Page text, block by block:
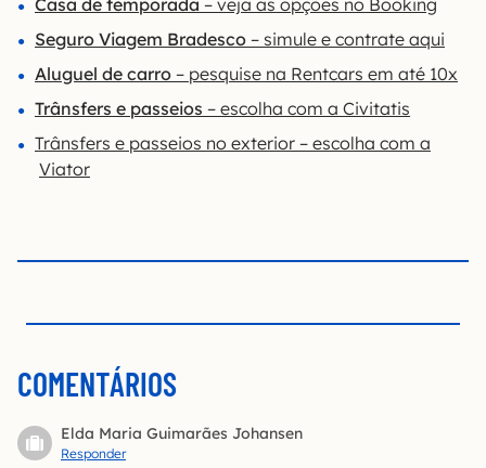
Casa de temporada – veja as opções no Booking
Seguro Viagem Bradesco – simule e contrate aqui
Aluguel de carro – pesquise na Rentcars em até 10x
Trânsfers e passeios – escolha com a Civitatis
Trânsfers e passeios no exterior – escolha com a
Viator
COMENTÁRIOS
Elda Maria Guimarães Johansen
Responder